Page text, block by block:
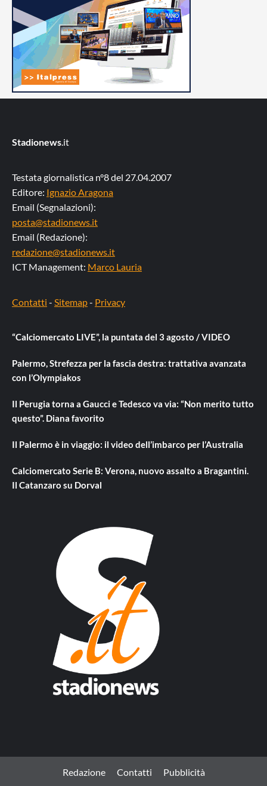
Stadionews.it
Testata giornalistica n°8 del 27.04.2007
Editore: Ignazio Aragona
Email (Segnalazioni):
posta@stadionews.it
Email (Redazione):
redazione@stadionews.it
ICT Management: Marco Lauria
Contatti - Sitemap- Privacy
“Calciomercato LIVE”, la puntata del 3 agosto / VIDEO
Palermo, Strefezza per la fascia destra: trattativa avanzata
con l’Olympiakos
Il Perugia torna a Gaucci e Tedesco va via: “Non merito tutto
questo”. Diana favorito
Il Palermo è in viaggio: il video dell’imbarco per l’Australia
Calciomercato Serie B: Verona, nuovo assalto a Bragantini.
Il Catanzaro su Dorval
Redazione Contatti Pubblicità